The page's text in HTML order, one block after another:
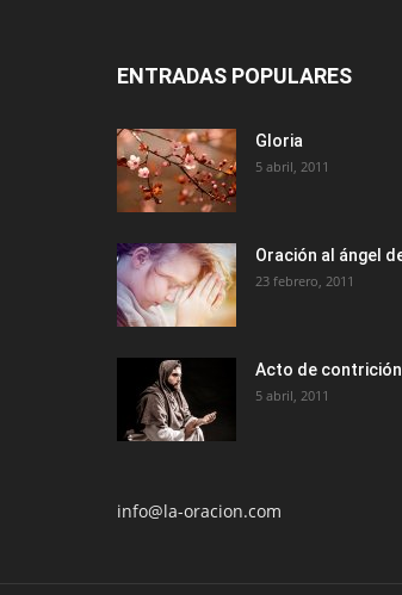
ENTRADAS POPULARES
Gloria
5 abril, 2011
Oración al ángel
23 febrero, 2011
Acto de contrición
5 abril, 2011
info@la-oracion.com